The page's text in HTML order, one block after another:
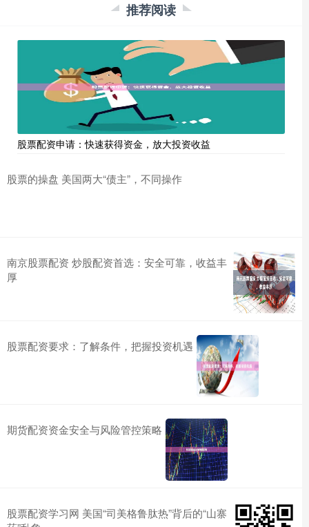
推荐阅读
股票配资申请：快速获得资金，放大投资收益
股票的操盘 美国两大“债主”，不同操作
南京股票配资 炒股配资首选：安全可靠，收益丰
厚
股票配资要求：了解条件，把握投资机遇
期货配资资金安全与风险管控策略
股票配资学习网 美国“司美格鲁肽热”背后的“山寨